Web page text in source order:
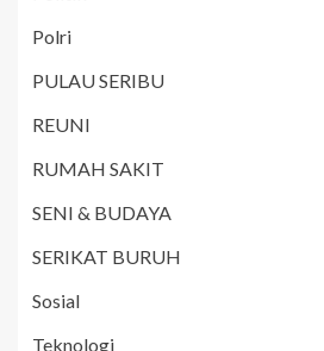
Polri
PULAU SERIBU
REUNI
RUMAH SAKIT
SENI & BUDAYA
SERIKAT BURUH
Sosial
Teknologi